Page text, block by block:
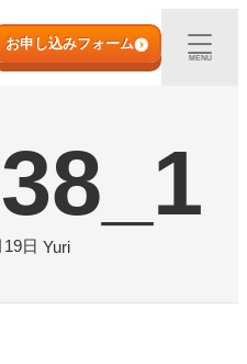
の方へ
買取
買取
実例
お申し込みフォーム
MENU
日 Yuri